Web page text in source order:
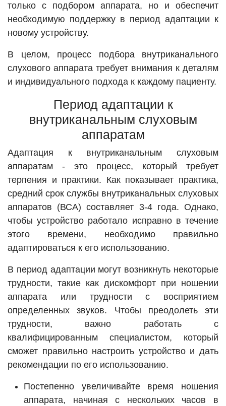
только с подбором аппарата, но и обеспечит
необходимую поддержку в период адаптации к
новому устройству.
В целом, процесс подбора внутриканального
слухового аппарата требует внимания к деталям
и индивидуального подхода к каждому пациенту.
Период адаптации к
внутриканальным слуховым
аппаратам
Адаптация к внутриканальным слуховым
аппаратам - это процесс, который требует
терпения и практики. Как показывает практика,
средний срок службы внутриканальных слуховых
аппаратов (ВСА) составляет 3-4 года. Однако,
чтобы устройство работало исправно в течение
этого времени, необходимо правильно
адаптироваться к его использованию.
В период адаптации могут возникнуть некоторые
трудности, такие как дискомфорт при ношении
аппарата или трудности с восприятием
определенных звуков. Чтобы преодолеть эти
трудности, важно работать с
квалифицированным специалистом, который
сможет правильно настроить устройство и дать
рекомендации по его использованию.
Постепенно увеличивайте время ношения
аппарата, начиная с нескольких часов в